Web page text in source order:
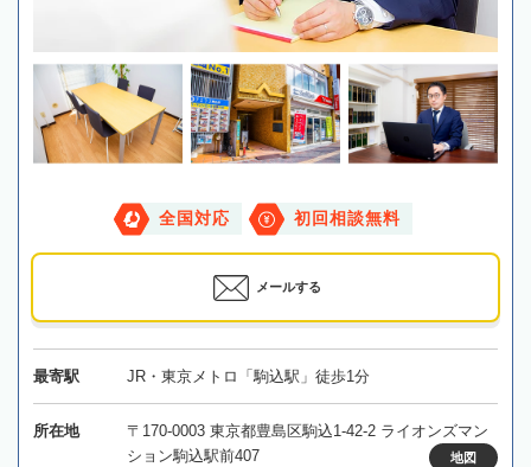
全国対応 初回相談無料
メールする
最寄駅 JR・東京メトロ「駒込駅」徒歩1分
所在地
〒170-0003 東京都豊島区駒込1-42-2 ライオンズマン
ション駒込駅前407
地図